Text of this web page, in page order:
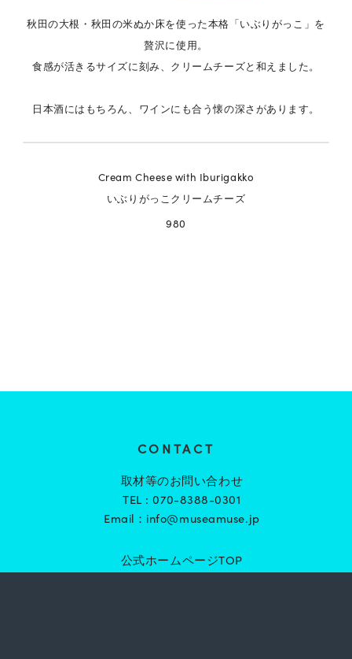
秋田の大根・秋田の米ぬか床を使った本格「いぶりがっこ」を
贅沢に使用。
食感が活きるサイズに刻み、クリームチーズと和えました。
日本酒にはもちろん、ワインにも合う懐の深さがあります。
Cream Cheese with Iburigakko
いぶりがっこクリームチーズ
980
CONTACT
取材等のお問い合わせ
TEL :070-8388-0301
Email： info@museamuse.jp
公式ホームページTOP